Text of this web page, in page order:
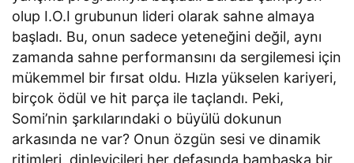
olup I.O.I grubunun lideri olarak sahne almaya
başladı. Bu, onun sadece yeteneğini değil, aynı
zamanda sahne performansını da sergilemesi için
mükemmel bir fırsat oldu. Hızla yükselen kariyeri,
birçok ödül ve hit parça ile taçlandı. Peki,
Somi’nin şarkılarındaki o büyülü dokunun
arkasında ne var? Onun özgün sesi ve dinamik
ritimleri, dinleyicileri her defasında bambaşka bir